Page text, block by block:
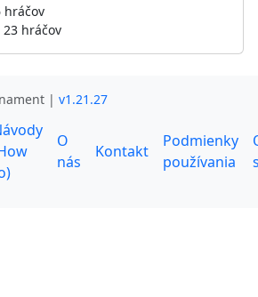
hráčov
23 hráčov
| v1.21.27
O
nás
Kontakt
Podmienky
používania